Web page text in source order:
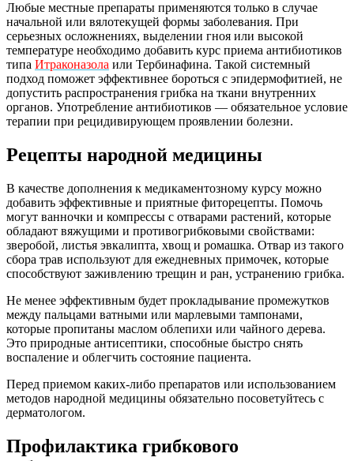
Любые местные препараты применяются только в случае
начальной или вялотекущей формы заболевания. При
серьезных осложнениях, выделении гноя или высокой
температуре необходимо добавить курс приема антибиотиков
типа Итраконазола или Тербинафина. Такой системный
подход поможет эффективнее бороться с эпидермофитией, не
допустить распространения грибка на ткани внутренних
органов. Употребление антибиотиков — обязательное условие
терапии при рецидивирующем проявлении болезни.
Рецепты народной медицины
В качестве дополнения к медикаментозному курсу можно
добавить эффективные и приятные фиторецепты. Помочь
могут ванночки и компрессы с отварами растений, которые
обладают вяжущими и противогрибковыми свойствами:
зверобой, листья эвкалипта, хвощ и ромашка. Отвар из такого
сбора трав используют для ежедневных примочек, которые
способствуют заживлению трещин и ран, устранению грибка.
Не менее эффективным будет прокладывание промежутков
между пальцами ватными или марлевыми тампонами,
которые пропитаны маслом облепихи или чайного дерева.
Это природные антисептики, способные быстро снять
воспаление и облегчить состояние пациента.
Перед приемом каких-либо препаратов или использованием
методов народной медицины обязательно посоветуйтесь с
дерматологом.
Профилактика грибкового